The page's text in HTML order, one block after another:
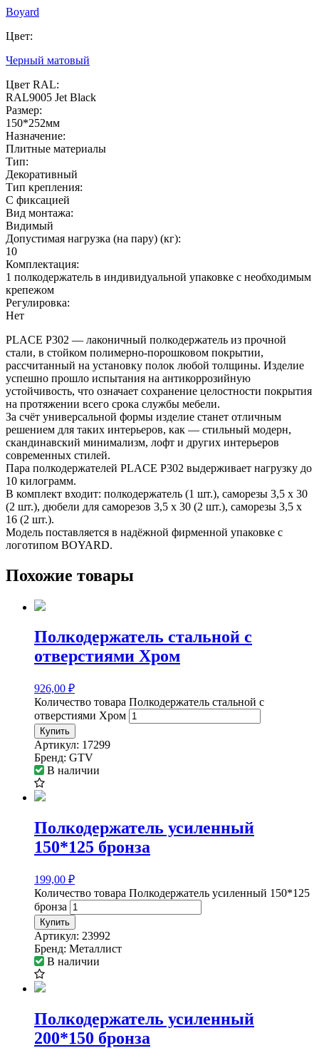
Boyard
Цвет:
Черный матовый
Цвет RAL:
RAL9005 Jet Black
Размер:
150*252мм
Назначение:
Плитные материалы
Тип:
Декоративный
Тип крепления:
С фиксацией
Вид монтажа:
Видимый
Допустимая нагрузка (на пару) (кг):
10
Комплектация:
1 полкодержатель в индивидуальной упаковке с необходимым
крепежом
Регулировка:
Нет
PLACE P302 — лаконичный полкодержатель из прочной
стали, в стойком полимерно-порошковом покрытии,
рассчитанный на установку полок любой толщины. Изделие
успешно прошло испытания на антикоррозийную
устойчивость, что означает сохранение целостности покрытия
на протяжении всего срока службы мебели.
За счёт универсальной формы изделие станет отличным
решением для таких интерьеров, как — стильный модерн,
скандинавский минимализм, лофт и других интерьеров
современных стилей.
Пара полкодержателей PLACE P302 выдерживает нагрузку до
10 килограмм.
В комплект входит: полкодержатель (1 шт.), саморезы 3,5 х 30
(2 шт.), дюбели для саморезов 3,5 х 30 (2 шт.), саморезы 3,5 х
16 (2 шт.).
Модель поставляется в надёжной фирменной упаковке с
логотипом BOYARD.
Похожие товары
Полкодержатель стальной c
отверстиями Хром
926,00 ₽
Количество товара Полкодержатель стальной c
отверстиями Хром
Купить
Артикул: 17299
Бренд: GTV
В наличии
Полкодержатель усиленный
150*125 бронза
199,00 ₽
Количество товара Полкодержатель усиленный 150*125
бронза
Купить
Артикул: 23992
Бренд: Металлист
В наличии
Полкодержатель усиленный
200*150 бронза